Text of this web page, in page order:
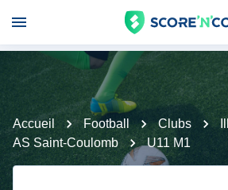
Accueil Football Clubs
AS Saint-Coulomb
U11 M1